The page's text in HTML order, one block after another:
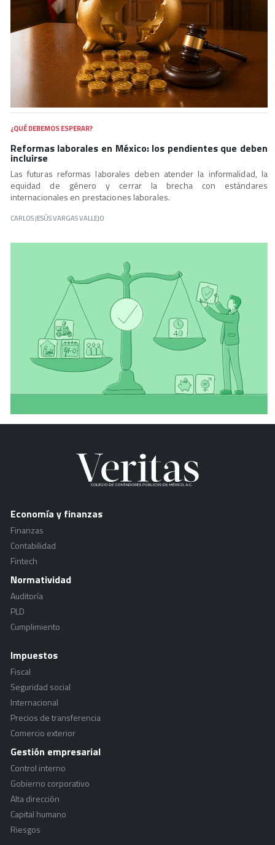
¿QUÉ DEBEMOS ESPERAR?
Reformas laborales en México: los pendientes que deben
incluirse
Las futuras reformas laborales deben atender la informalidad, la
equidad de género y cerrar la brecha con estándares
internacionales en prestaciones laborales.
CARLOS JESÚS VARGAS VALLEJO
Economía y finanzas
Finanzas
Contabilidad
Fintech
Normatividad
Auditoría
PLD
Cumplimiento
Impuestos
Fiscal
Seguridad social
Internacional
Precios de transferencia
Comercio exterior
Gestión empresarial
Control interno
Gobierno corporativo
Alta dirección
Capital humano
Riesgos